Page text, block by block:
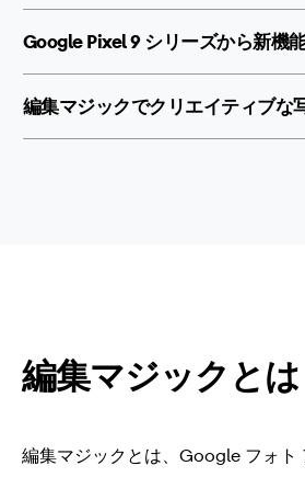
Google Pixel 9 シリーズから新機
編集マジックでクリエイティブな
編集マジックとは
編集マジックとは、Google フォト